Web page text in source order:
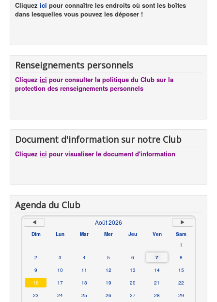
Cliquez ici pour connaître les endroits où sont les boîtes
dans lesquelles vous pouvez les déposer !
Renseignements personnels
Cliquez ici pour consulter la politique du Club sur la
protection des renseignements personnels
Document d'information sur notre Club
Cliquez ici pour visualiser le document d'information
Agenda du Club
Août 2026
Dim Lun Mar Mer Jeu Ven
Sam
1
2
3 4 5 6 7
8
9
10 11 12 13 14
15
16
17 18 19 20 21
22
23
24 25 26 27 28
29